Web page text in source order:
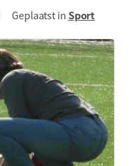
Geplaatst inSport